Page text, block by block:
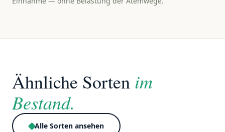
Ähnliche Sorten im
Bestand.
Alle Sorten ansehen